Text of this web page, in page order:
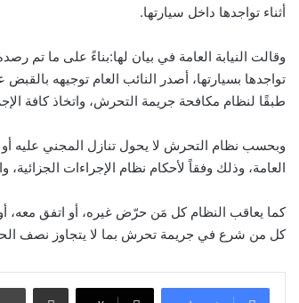
أثناء تواجدها داخل سيارتها.
وقالت النيابة العامة في بيان لها:بناءً على ما تم
تواجدها بسيارتها، أصدر النائب العام توجيهه
طبقًا لنظام مكافحة جريمة التحرش، واتخاذ كافة
وبحسب نظام التحرش لا يحول تنازل المجني عليه
العامة، وذلك وفقاً لأحكام نظام الإجراءات
كما يعاقب النظام كل مَن حرّض غيره، أو اتفق معه،
كل من شرع في جريمة تحرش بما لا يتجاوز نصف الحد
مشاركة عبر البريد